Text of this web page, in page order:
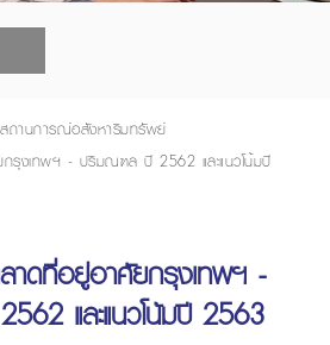
ถานการณ์อสังหาริมทรัพย์
รุงเทพฯ - ปริมณฑล ปี 2562 และแนวโน้มปี
ดที่อยู่อาศัยกรุงเทพฯ -
และแนวโน้มปี 2563